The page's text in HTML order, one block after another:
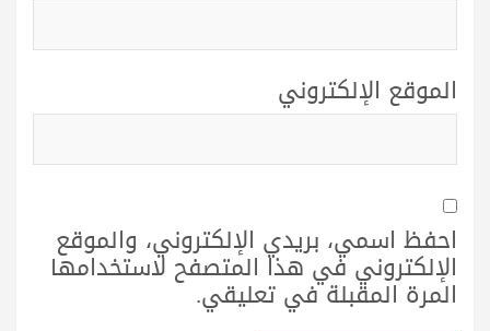
الموقع الإلكتروني
احفظ اسمي، بريدي الإلكتروني، والموقع
الإلكتروني في هذا المتصفح لاستخدامها
المرة المقبلة في تعليقي.